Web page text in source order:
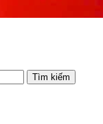
Tìm kiếm